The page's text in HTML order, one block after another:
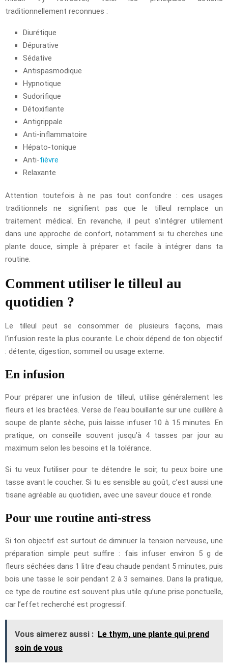
traditionnellement reconnues :
Diurétique
Dépurative
Sédative
Antispasmodique
Hypnotique
Sudorifique
Détoxifiante
Antigrippale
Anti-inflammatoire
Hépato-tonique
Anti-fièvre
Relaxante
Attention toutefois à ne pas tout confondre : ces usages
traditionnels ne signifient pas que le tilleul remplace un
traitement médical. En revanche, il peut s’intégrer utilement
dans une approche de confort, notamment si tu cherches une
plante douce, simple à préparer et facile à intégrer dans ta
routine.
Comment utiliser le tilleul au
quotidien ?
Le tilleul peut se consommer de plusieurs façons, mais
l’infusion reste la plus courante. Le choix dépend de ton objectif
: détente, digestion, sommeil ou usage externe.
En infusion
Pour préparer une infusion de tilleul, utilise généralement les
fleurs et les bractées. Verse de l’eau bouillante sur une cuillère à
soupe de plante sèche, puis laisse infuser 10 à 15 minutes. En
pratique, on conseille souvent jusqu’à 4 tasses par jour au
maximum selon les besoins et la tolérance.
Si tu veux l’utiliser pour te détendre le soir, tu peux boire une
tasse avant le coucher. Si tu es sensible au goût, c’est aussi une
tisane agréable au quotidien, avec une saveur douce et ronde.
Pour une routine anti-stress
Si ton objectif est surtout de diminuer la tension nerveuse, une
préparation simple peut suffire : fais infuser environ 5 g de
fleurs séchées dans 1 litre d’eau chaude pendant 5 minutes, puis
bois une tasse le soir pendant 2 à 3 semaines. Dans la pratique,
ce type de routine est souvent plus utile qu’une prise ponctuelle,
car l’effet recherché est progressif.
Vous aimerez aussi : Le thym, une plante qui prend
soin de vous